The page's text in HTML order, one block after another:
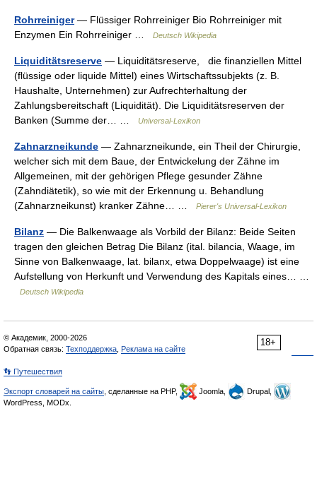
Rohrreiniger— Flüssiger Rohrreiniger Bio Rohrreiniger mit
Enzymen Ein Rohrreiniger …
Deutsch Wikipedia
Liquiditätsreserve — Liquiditätsreserve, die finanziellen Mittel
(flüssige oder liquide Mittel) eines Wirtschaftssubjekts (z. B.
Haushalte, Unternehmen) zur Aufrechterhaltung der
Zahlungsbereitschaft (Liquidität). Die Liquiditätsreserven der
Banken (Summe der… …
Universal-Lexikon
Zahnarzneikunde — Zahnarzneikunde, ein Theil der Chirurgie,
welcher sich mit dem Baue, der Entwickelung der Zähne im
Allgemeinen, mit der gehörigen Pflege gesunder Zähne
(Zahndiätetik), so wie mit der Erkennung u. Behandlung
(Zahnarzneikunst) kranker Zähne… …
Pierer's Universal-Lexikon
Bilanz — Die Balkenwaage als Vorbild der Bilanz: Beide Seiten
tragen den gleichen Betrag Die Bilanz (ital. bilancia, Waage, im
Sinne von Balkenwaage, lat. bilanx, etwa Doppelwaage) ist eine
Aufstellung von Herkunft und Verwendung des Kapitals eines… …
Deutsch Wikipedia
18+
© Академик, 2000-2026
Обратная связь: Техподдержка Реклама на сайте
👣 Путешествия
Экспорт словарей на сайты , сделанные на PHP, Joomla,
Drupal,
WordPress, MODx.